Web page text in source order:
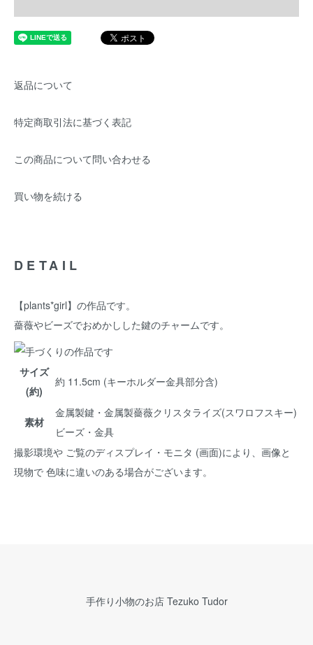
返品について
特定商取引法に基づく表記
この商品について問い合わせる
買い物を続ける
DETAIL
【plants*girl】の作品です。
薔薇やビーズでおめかしした鍵のチャームです。
サイズ
(約)
約 11.5cm (キーホルダー金具部分含)
素材
金属製鍵・金属製薔薇クリスタライズ(スワロフスキー)
ビーズ・金具
撮影環境や ご覧のディスプレイ・モニタ (画面)により、画像と
現物で 色味に違いのある場合がございます。
手作り小物のお店 Tezuko Tudor